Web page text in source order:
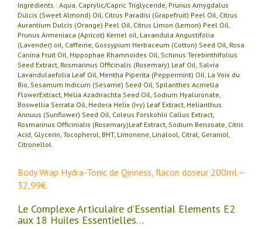
Ingrédients : Aqua, Caprylic/Capric Triglyceride, Prunus Amygdalus
Dulcis (Sweet Almond) Oil, Citrus Paradisi (Grapefruit) Peel Oil, Citrus
Aurantium Dulcis (Orange) Peel Oil, Citrus Limon (Lemon) Peel Oil,
Prunus Armeniaca (Apricot) Kernel oil, Lavandula Angustifolia
(Lavender) oil, Caffeine, Gossypium Herbaceum (Cotton) Seed Oil, Rosa
Canina Fruit Oil, Hippophae Rhamnoides Oil, Schinus Terebinthifolius
Seed Extract, Rosmarinus Officinalis (Rosemary) Leaf Oil, Salvia
Lavandulaefolia Leaf Oil, Mentha Piperita (Peppermint) Oil, La Voix du
Bio, Sesamum Indicum (Sesame) Seed Oil, Spilanthes Acmella
FlowerExtract, Melia Azadirachta Seed Oil, Sodium Hyaluronate,
Boswellia Serrata Oil, Hedera Helix (Ivy) Leaf Extract, Helianthus
Annuus (Sunflower) Seed Oil, Coleus Forskohlii Callus Extract,
Rosmarinus Officinialis (Rosemary)Leaf Extract, Sodium Benzoate, Citric
Acid, Glycerin, Tocopherol, BHT, Limonene, Linalool, Citral, Geraniol,
Citronellol.
Body Wrap Hydra-Tonic de Qiriness, flacon doseur 200ml –
32,99€.
Le Complexe Articulaire d’Essential Elements E2
aux 18 Huiles Essentielles…